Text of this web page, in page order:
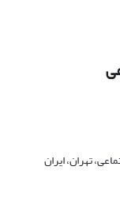
تهران، ایران